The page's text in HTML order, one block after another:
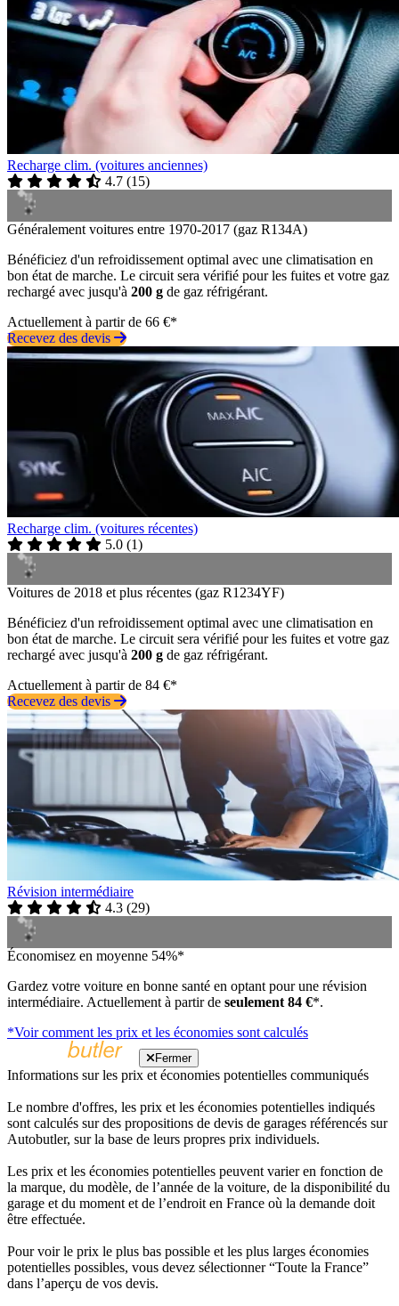
Recharge clim. (voitures anciennes)
4.7 (15)
Généralement voitures entre 1970-2017 (gaz R134A)
Bénéficiez d'un refroidissement optimal avec une climatisation en
bon état de marche. Le circuit sera vérifié pour les fuites et votre gaz
rechargé avec jusqu'à 200 g de gaz réfrigérant.
Actuellement à partir de 66 €*
Recevez des devis
Recharge clim. (voitures récentes)
5.0 (1)
Voitures de 2018 et plus récentes (gaz R1234YF)
Bénéficiez d'un refroidissement optimal avec une climatisation en
bon état de marche. Le circuit sera vérifié pour les fuites et votre gaz
rechargé avec jusqu'à 200 g de gaz réfrigérant.
Actuellement à partir de 84 €*
Recevez des devis
Révision intermédiaire
4.3 (29)
Économisez en moyenne 54%*
Gardez votre voiture en bonne santé en optant pour une révision
intermédiaire. Actuellement à partir de seulement 84 €*.
*Voir comment les prix et les économies sont calculés
Fermer
Informations sur les prix et économies potentielles communiqués
Le nombre d'offres, les prix et les économies potentielles indiqués
sont calculés sur des propositions de devis de garages référencés sur
Autobutler, sur la base de leurs propres prix individuels.
Les prix et les économies potentielles peuvent varier en fonction de
la marque, du modèle, de l’année de la voiture, de la disponibilité du
garage et du moment et de l’endroit en France où la demande doit
être effectuée.
Pour voir le prix le plus bas possible et les plus larges économies
potentielles possibles, vous devez sélectionner “Toute la France”
dans l’aperçu de vos devis.